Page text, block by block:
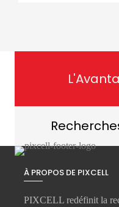
À PROPOS DE PIXCELL
PIXCELL redéfinit la